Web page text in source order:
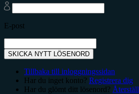
E-post
SKICKA NYTT LÖSENORD
Tillbaka till inloggningssidan
Har du inget konto? Registrera dig
Har du glömt ditt lösenord? Återställ